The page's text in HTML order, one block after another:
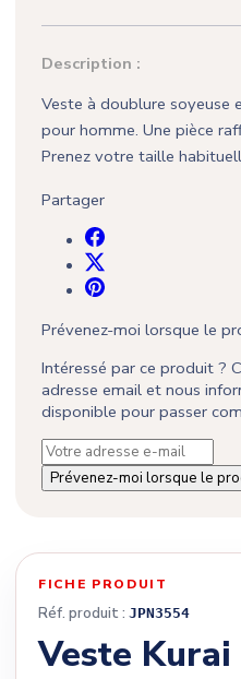
Description :
Veste à doublure soyeuse
pour homme. Une pièce
Prenez votre taille
Partager
Prévenez-moi lorsque le
Intéressé par ce produit ?
adresse email et nous
disponible pour passer
Prévenez-moi lorsque le
FICHE PRODUIT
Réf. produit : JPN3554
Veste Kurai